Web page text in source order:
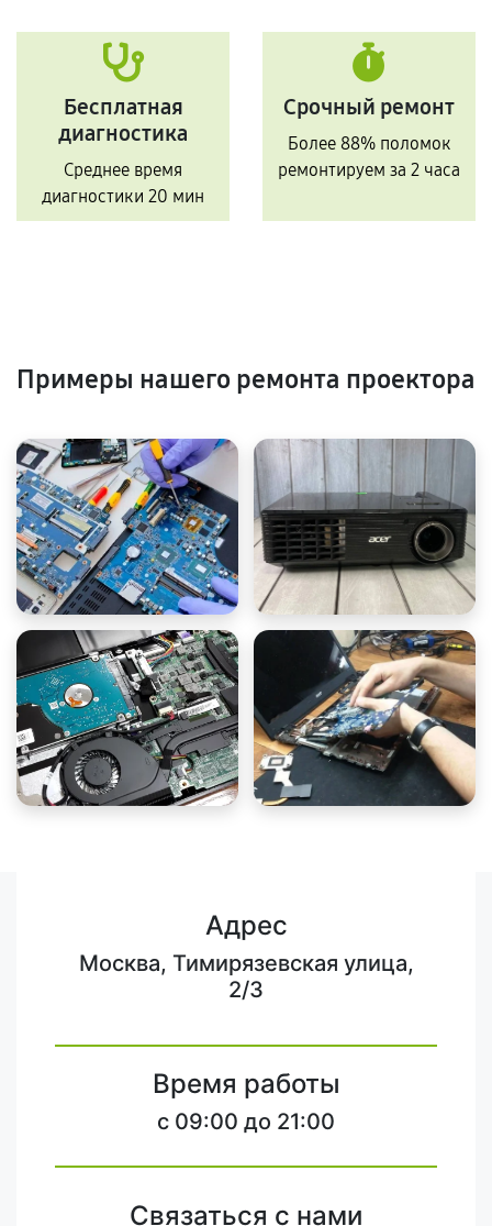
Бесплатная
диагностика
Среднее время
диагностики 20 мин
Срочный ремонт
Более 88% поломок
ремонтируем за 2 часа
Примеры нашего ремонта проектора
Адрес
Москва, Тимирязевская улица,
2/3
Время работы
c 09:00 до 21:00
Связаться с нами